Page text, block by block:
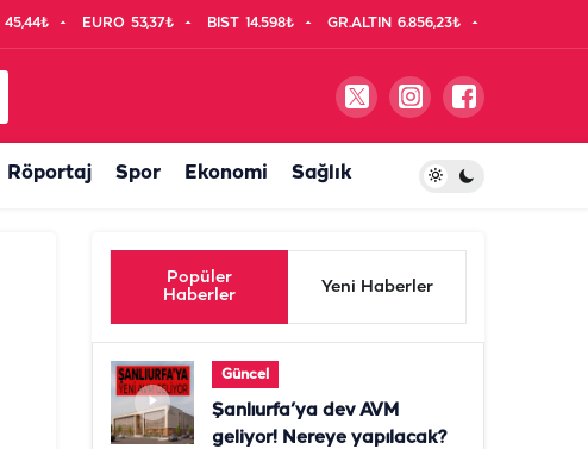
45,44₺ EURO 53,37₺ BIST 14.598₺ GR.ALTIN 6.856,23₺
Röportaj Spor Ekonomi Sağlık
Popüler
Haberler
Yeni Haberler
Güncel
Şanlıurfa’ya dev AVM
geliyor! Nereye yapılacak?